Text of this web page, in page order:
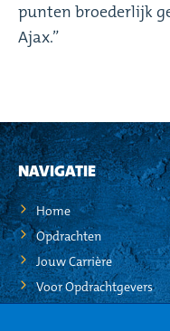
punten broederlijk
Ajax.”
NAVIGATIE
Home
Opdrachten
Jouw Carrière
Voor Opdrachtgevers